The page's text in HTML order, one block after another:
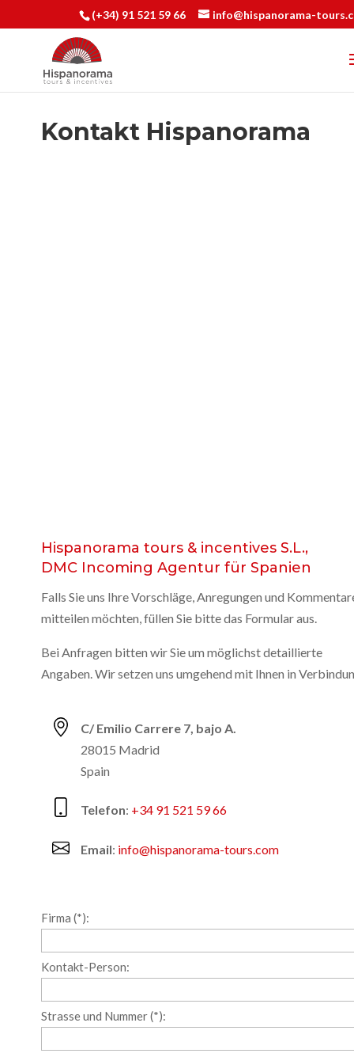
(+34) 91 521 59 66 info@hispanorama-
Kontakt Hispanorama
Hispanorama tours & incentives S.L.,
DMC Incoming Agentur für Spanien
Falls Sie uns Ihre Vorschläge, Anregungen und
mitteilen möchten, füllen Sie bitte das Formular aus.
Bei Anfragen bitten wir Sie um möglichst detaillierte
Angaben. Wir setzen uns umgehend mit Ihnen in
C/ Emilio Carrere 7, bajo A.
28015 Madrid
Spain
Telefon: +34 91 521 59 66
Email: info@hispanorama-tours.com
Firma (*):
Kontakt-Person:
Strasse und Nummer (*):